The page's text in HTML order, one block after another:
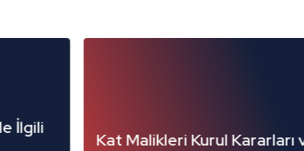
Kararları ve İptal Davaları